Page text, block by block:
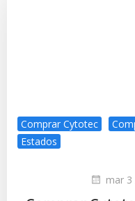
Comprar Cytotec
Estados
mar 3